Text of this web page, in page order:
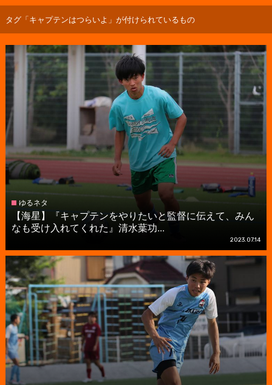
タグ「キャプテンはつらいよ」が付けられているもの
ゆるネタ
【海星】『キャプテンをやりたいと監督に伝えて、みん
なも受け入れてくれた』清水葉功...
2023.07.14